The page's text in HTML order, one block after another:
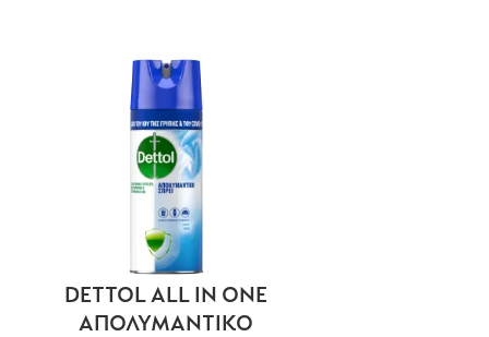
DETTOL ALL IN ONE
ΑΠΟΛΥΜΑΝΤΙΚΟ